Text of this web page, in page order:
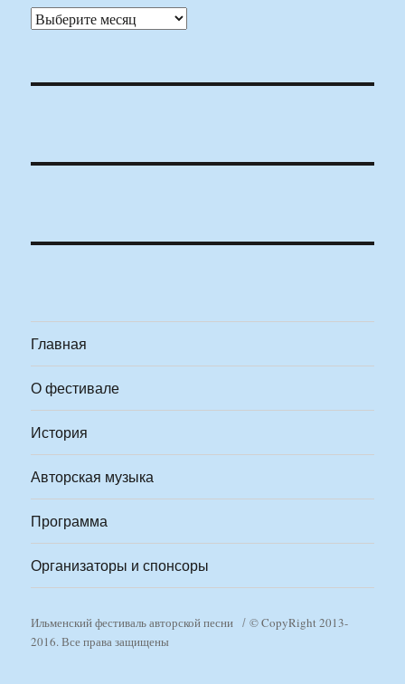
Архивы
Главная
О фестивале
История
Авторская музыка
Программа
Организаторы и спонсоры
Ильменский фестиваль авторской песни
© CopyRight 2013-
2016. Все права защищены